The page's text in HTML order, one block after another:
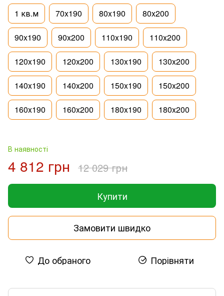
1 кв.м 70x190 80x190 80x200
90x190 90x200 110x190 110x200
120x190 120x200 130x190 130x200
140x190 140x200 150x190 150x200
160x190 160x200 180x190 180x200
В наявності
4 812 грн 12 029 грн
Купити
Замовити швидко
До обраного Порівняти